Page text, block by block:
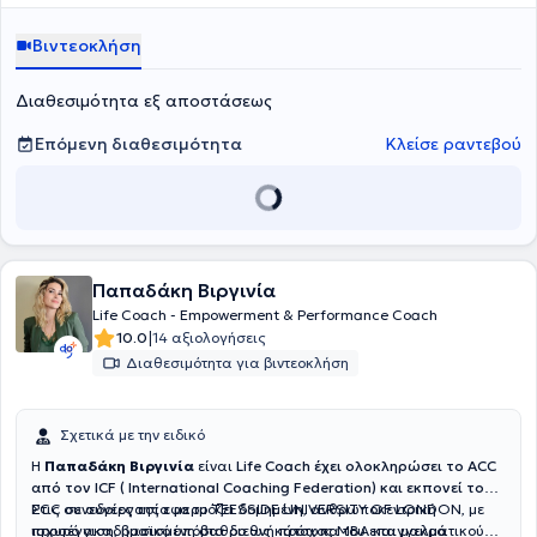
πρακτικά εργαλεία που εφαρμόζονται άμεσα στην καθημερινή
εργασία, στις συεργασίες και στις επαγγελματικές σχέσεις.
Βιντεοκλήση
Διαθεσιμότητα εξ αποστάσεως
Επόμενη διαθεσιμότητα
Κλείσε ραντεβού
Παπαδάκη Βιργινία
Life Coach - Empowerment & Performance Coach
10.0|14 αξιολογήσεις
Διαθεσιμότητα για βιντεοκλήση
Σχετικά με την ειδικό
H Παπαδάκη Βιργινία είναι Life Coach έχει ολοκληρώσει το ACC
από τον ICF ( International Coaching Federation) και εκπονεί το
PCC σε συνεργασία με το TEESSIDE UNIVERSITY OF LONDON, με
ισχυρό ακαδημαϊκό υπόβαθρο ως κάτοχος MBA και μακρά
Στις συνεδρίες της εφαρμόζει δομημένη, ανθρωποκεντρική
προσέγγιση, βασισμένη στα διεθνή πρότυπα του επαγγελματικού